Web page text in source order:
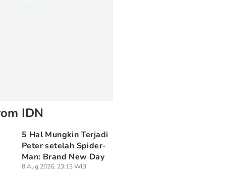
IDN
5 Hal Mungkin Terjadi
Peter setelah Spider-
Man: Brand New Day
8 Aug 2026, 23:13 WIB